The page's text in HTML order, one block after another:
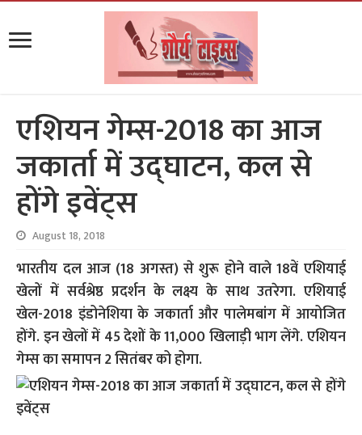
एशियन गेम्स-2018 का आज
जकार्ता में उद्घाटन, कल से
होंगे इवेंट्स
August 18, 2018
भारतीय दल आज (18 अगस्त) से शुरू होने वाले 18वें एशियाई
खेलों में सर्वश्रेष्ठ प्रदर्शन के लक्ष्य के साथ उतरेगा. एशियाई
खेल-2018 इंडोनेशिया के जकार्ता और पालेमबांग में आयोजित
होंगे. इन खेलों में 45 देशों के 11,000 खिलाड़ी भाग लेंगे. एशियन
गेम्स का समापन 2 सितंबर को होगा.